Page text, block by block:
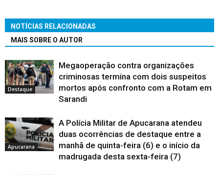
NOTÍCIAS RELACIONADAS
MAIS SOBRE O AUTOR
Destaque
Megaoperação contra organizações
criminosas termina com dois suspeitos
mortos após confronto com a Rotam em
Sarandi
Apucarana
A Polícia Militar de Apucarana atendeu
duas ocorrências de destaque entre a
manhã de quinta-feira (6) e o início da
madrugada desta sexta-feira (7)